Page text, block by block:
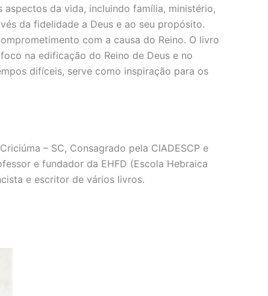
da vida, incluindo família, ministério,
da fidelidade a Deus e ao seu propósito.
com a causa do Reino. O livro
na edificação do Reino de Deus e no
difíceis, serve como inspiração para os
– SC, Consagrado pela CIADESCP e
e fundador da EHFD (Escola Hebraica
e escritor de vários livros.